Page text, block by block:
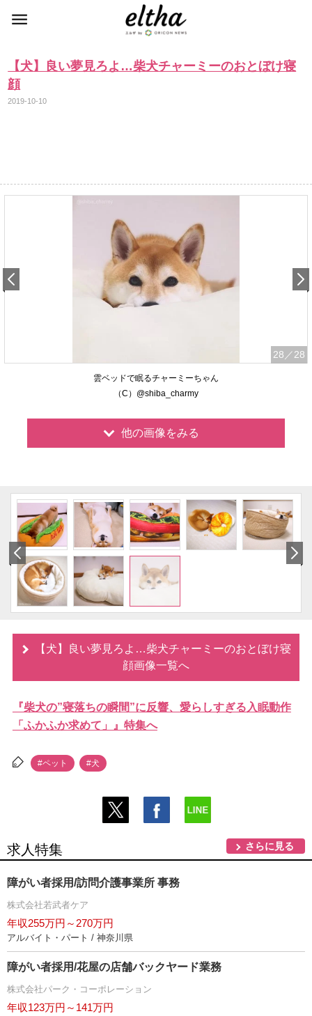
【犬】良い夢見ろよ…柴犬チャーミーのおとぼけ寝
顔
2019-10-10
28 ／28
雲ベッドで眠るチャーミーちゃん
（C）@shiba_charmy
他の画像をみる
【犬】良い夢見ろよ…柴犬チャーミーのおとぼけ寝
顔画像一覧へ
『柴犬の”寝落ちの瞬間”に反響、愛らしすぎる入眠動作
「ふかふか求めて」』特集へ
#ペット #犬
求人特集 さらに見る
障がい者採用/訪問介護事業所 事務
株式会社若武者ケア
年収255万円～270万円
アルバイト・パート / 神奈川県
障がい者採用/花屋の店舗バックヤード業務
株式会社パーク・コーポレーション
年収123万円～141万円